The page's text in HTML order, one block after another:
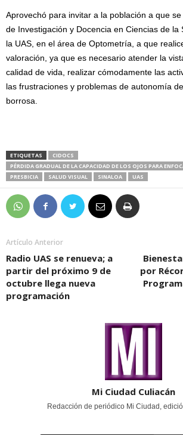
Aprovechó para invitar a la población a que
de Investigación y Docencia en Ciencias de la
la UAS, en el área de Optometría, a que
valoración, ya que es necesario atender la
calidad de vida, realizar cómodamente las
las frustraciones y problemas de autonomía
borrosa.
ETIQUETAS
CIDOCS
PÉRDIDA GRADUAL DE LA CAPACIDAD DE LOS OJOS PARA
PRESBICIA
SALUD VISUAL SINALOA UAS
Artículo Anterior
Radio UAS se renueva; a
partir del próximo 9 de
octubre llega nueva
programación
por
Mi Ciudad Culiacán
Redacción de periódico Mi Ciudad,